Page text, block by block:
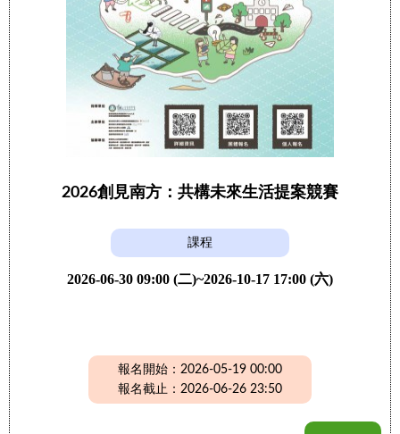
2026創見南方：共構未來生活提案競賽
課程
2026-06-30 09:00 (二)~2026-10-17 17:00 (六)
報名開始：2026-05-19 00:00
報名截止：2026-06-26 23:50